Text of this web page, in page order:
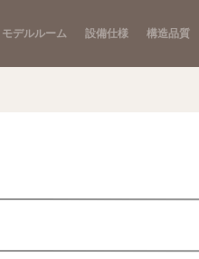
モデルルーム 設備仕様 構造品質